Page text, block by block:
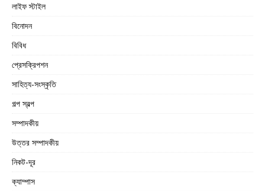
লাইফ স্টাইল
বিনোদন
বিবিধ
প্রেসক্রিপশন
সাহিত্য-সংস্কৃতি
গল্প স্বল্প
সম্পাদকীয়
উত্তর সম্পাদকীয়
নিকট-দূর
ক্যাম্পাস